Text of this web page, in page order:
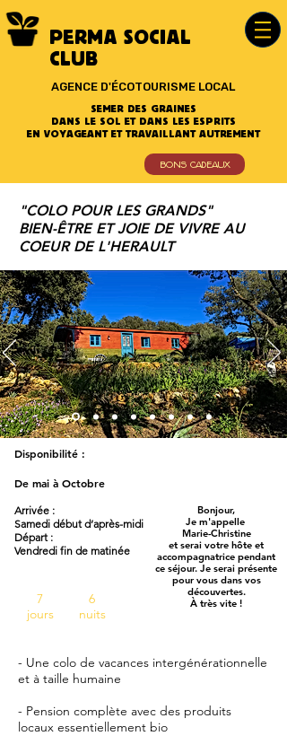
PERMA SOCIAL
CLUB
AGENCE D'ÉCOTOURISME LOCAL
SEMER DES GRAINES
DANS LE SOL ET DANS LES ESPRITS
EN VOYAGEANT ET TRAVAILLANT AUTREMENT
BONS CADEAUX
"COLO POUR LES GRANDS"
BIEN-ÊTRE ET JOIE DE VIVRE AU
COEUR DE L'HERAULT
7
jours
Disponibilité :
De mai à Octobre
Arrivée :
Samedi début d’après-midi
Départ :
Vendredi fin de matinée
6
nuits
Bonjour,
Je m'appelle
Marie-Christine
et serai votre hôte et
accompagnatrice pendant
ce séjour. Je serai présente
pour vous dans vos
découvertes.
À très vite !
- Une colo de vacances intergénérationnelle
et à taille humaine​
- Pension complète avec des produits
locaux essentiellement bio